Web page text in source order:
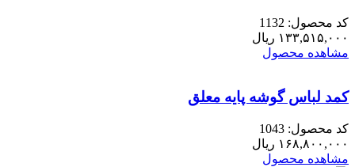
کد محصول: 1132
۱۳۳,۵۱۵,۰۰۰ ریال
مشاهده محصول
کمد لباس گوشه پایه معلق
کد محصول: 1043
۱۶۸,۸۰۰,۰۰۰ ریال
مشاهده محصول